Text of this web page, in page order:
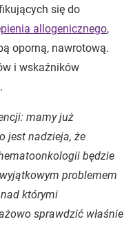
się do
allogenicznego,
oporną, nawrotową.
i wskaźników
mamy już
jest nadzieja, że
będzie
problemem
którymi
sprawdzić właśnie